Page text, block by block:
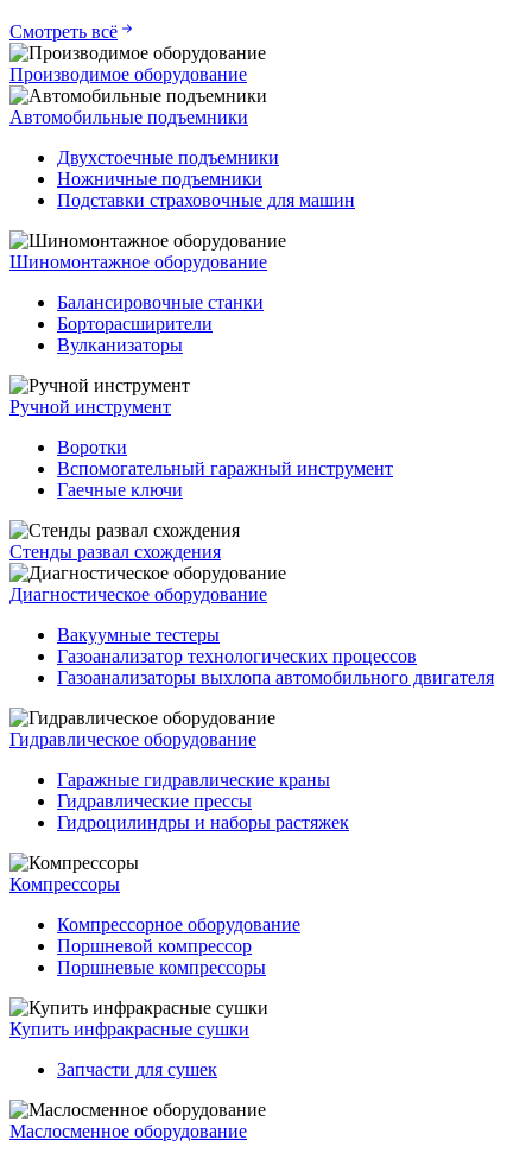
Смотреть всё
Производимое оборудование
Автомобильные подъемники
Двухстоечные подъемники
Ножничные подъемники
Подставки страховочные для машин
Шиномонтажное оборудование
Балансировочные станки
Борторасширители
Вулканизаторы
Ручной инструмент
Воротки
Вспомогательный гаражный инструмент
Гаечные ключи
Стенды развал схождения
Диагностическое оборудование
Вакуумные тестеры
Газоанализатор технологических процессов
Газоанализаторы выхлопа автомобильного двигателя
Гидравлическое оборудование
Гаражные гидравлические краны
Гидравлические прессы
Гидроцилиндры и наборы растяжек
Компрессоры
Компрессорное оборудование
Поршневой компрессор
Поршневые компрессоры
Купить инфракрасные сушки
Запчасти для сушек
Маслосменное оборудование